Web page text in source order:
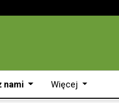
nami Więcej